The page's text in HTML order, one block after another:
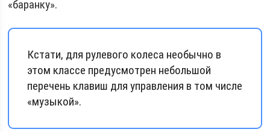
«баранку».
Кстати, для рулевого колеса необычно в
этом классе предусмотрен небольшой
перечень клавиш для управления в том числе
«музыкой».